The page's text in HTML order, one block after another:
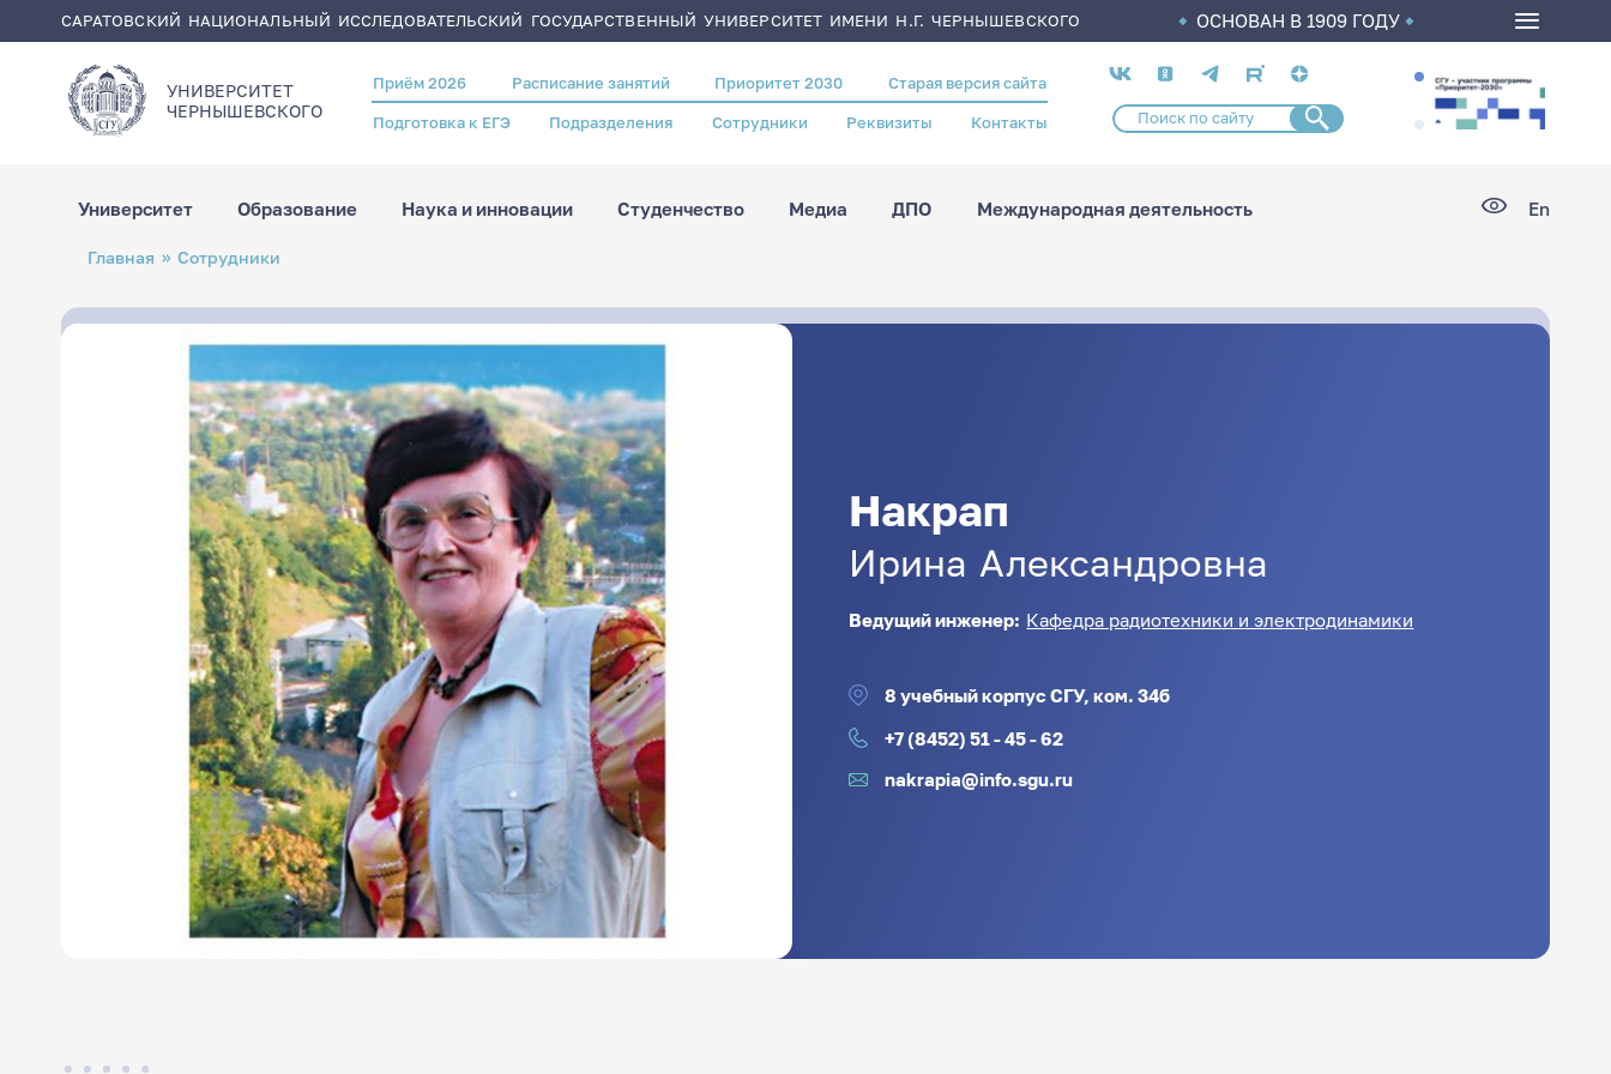
САРАТОВСКИЙ НАЦИОНАЛЬНЫЙ ИССЛЕДОВАТЕЛЬСКИЙ ГОСУДАРСТВЕННЫЙ УНИВЕРСИТЕТ ИМЕНИ Н.Г. ЧЕРНЫШЕВСКОГО ОСНОВАН В 1909 ГОДУ
УНИВЕРСИТЕТ
ЧЕРНЫШЕВСКОГO
Header
menu
Приём 2026 Расписание занятий Приоритет 2030 Старая версия сайта
Подготовка к ЕГЭ Подразделения Сотрудники Реквизиты Контакты
Социальные
сети
Университет Образование Наука и инновации Студенчество Медиа ДПО Международная деятельность En
Строка
навигации
Главная Сотрудники
Накрап
Ирина Александровна
Ведущий инженер: Кафедра радиотехники и электродинамики
8 учебный корпус СГУ, ком. 34б
+7 (8452) 51 - 45 - 62
nakrapia@info.sgu.ru